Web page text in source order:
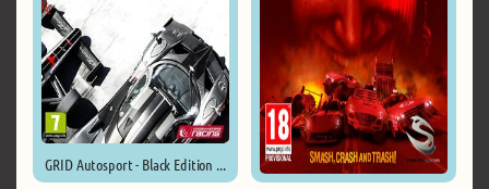
GRID Autosport - Black Edition ...